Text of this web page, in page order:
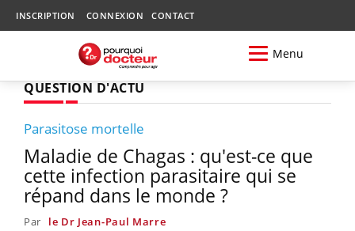
INSCRIPTION CONNEXION CONTACT
Menu
QUESTION D'ACTU
Parasitose mortelle
Maladie de Chagas : qu'est-ce que
cette infection parasitaire qui se
répand dans le monde ?
Par le Dr Jean-Paul Marre